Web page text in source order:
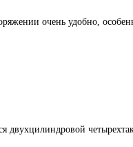
очень удобно,
двухцилиндровой